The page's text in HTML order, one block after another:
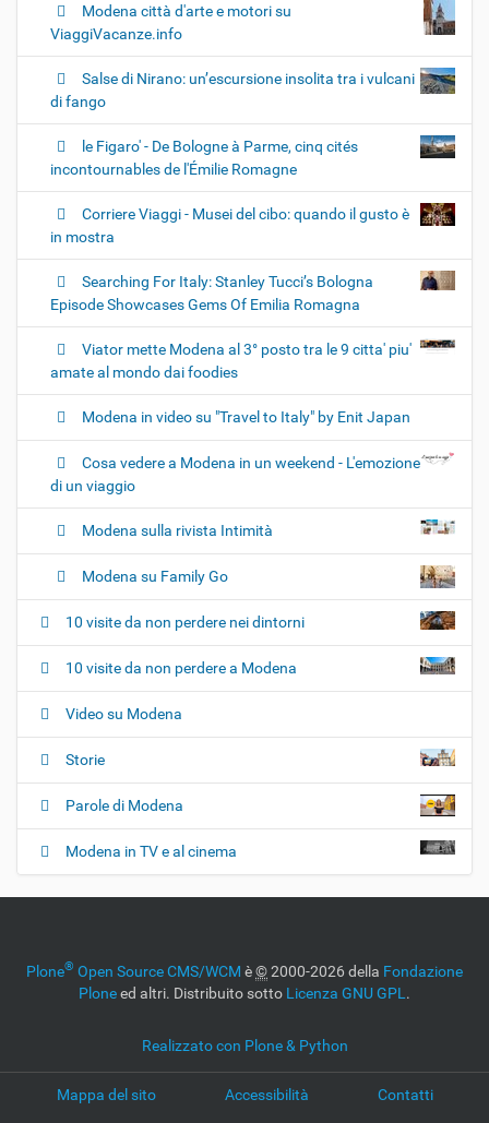
Modena città d'arte e motori su
ViaggiVacanze.info
Salse di Nirano: un’escursione insolita tra i vulcani
di fango
le Figaro' - De Bologne à Parme, cinq cités
incontournables de l'Émilie Romagne
Corriere Viaggi - Musei del cibo: quando il gusto è
in mostra
Searching For Italy: Stanley Tucci’s Bologna
Episode Showcases Gems Of Emilia Romagna
Viator mette Modena al 3° posto tra le 9 citta' piu'
amate al mondo dai foodies
Modena in video su "Travel to Italy" by Enit Japan
Cosa vedere a Modena in un weekend - L'emozione
di un viaggio
Modena sulla rivista Intimità
Modena su Family Go
10 visite da non perdere nei dintorni
10 visite da non perdere a Modena
Video su Modena
Storie
Parole di Modena
Modena in TV e al cinema
Plone® Open Source CMS/WCM è©2000-2026 della Fondazione
Ploneed altri. Distribuito sotto Licenza GNU GPL .
Realizzato con Plone & Python
Mappa del sito Accessibilità Contatti